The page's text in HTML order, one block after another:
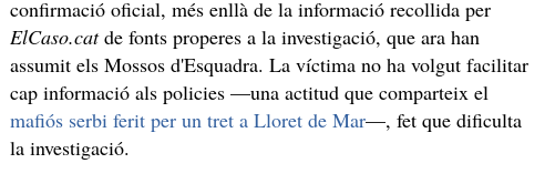
confirmació oficial, més enllà de la informació recollida per
ElCaso.catde fonts properes a la investigació, que ara han
assumit els Mossos d'Esquadra. La víctima no ha volgut facilitar
cap informació als policies —una actitud que comparteix el
mafiós serbi ferit per un tret a Lloret de Mar—, fet que dificulta
la investigació.